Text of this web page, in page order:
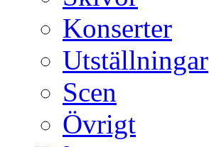
Konserter
Utställningar
Scen
Övrigt